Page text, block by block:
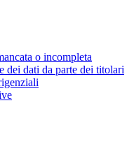
o incompleta
dei dati da parte dei titolari